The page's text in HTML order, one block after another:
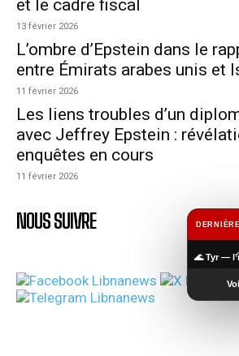
et le cadre fiscal
13 février 2026
L’ombre d’Epstein dans le
entre Émirats arabes unis et
11 février 2026
Les liens troubles d’un
avec Jeffrey Epstein :
enquêtes en cours
11 février 2026
NOUS SUIVRE
🌊 Tyr —